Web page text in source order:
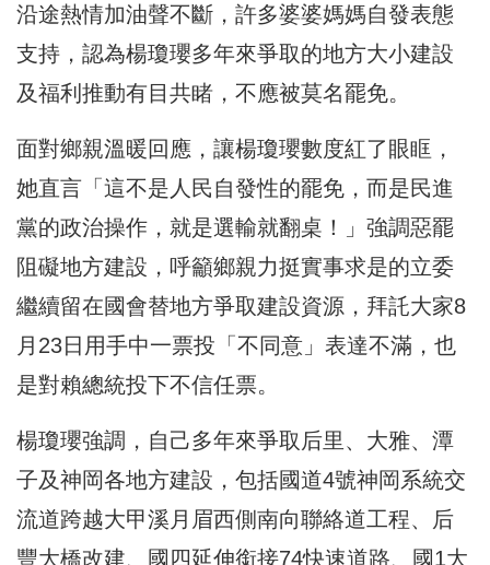
沿途熱情加油聲不斷，許多婆婆媽媽自發表態
支持，認為楊瓊瓔多年來爭取的地方大小建設
及福利推動有目共睹，不應被莫名罷免。
面對鄉親溫暖回應，讓楊瓊瓔數度紅了眼眶，
她直言「這不是人民自發性的罷免，而是民進
黨的政治操作，就是選輸就翻桌！」強調惡罷
阻礙地方建設，呼籲鄉親力挺實事求是的立委
繼續留在國會替地方爭取建設資源，拜託大家8
月23日用手中一票投「不同意」表達不滿，也
是對賴總統投下不信任票。
楊瓊瓔強調，自己多年來爭取后里、大雅、潭
子及神岡各地方建設，包括國道4號神岡系統交
流道跨越大甲溪月眉西側南向聯絡道工程、后
豐大橋改建、國四延伸銜接74快速道路、國1大